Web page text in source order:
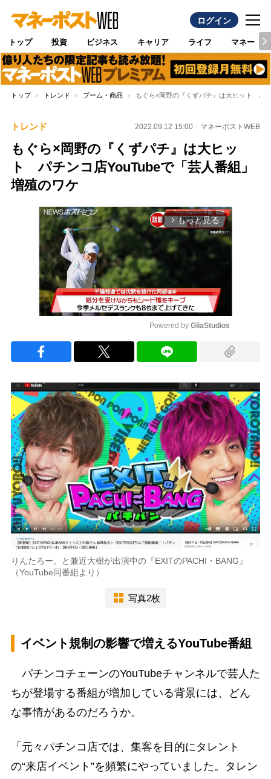
ログイン
トップ 投資 ビジネス キャリア ライフ マネー
トップ トレンド ブーム・商品 もぐら×岡野の『くずパチ』は大ヒット パ
トレンド 2022.09.12 15:00 マネーポストWEB
もぐら×岡野の『くずパチ』は大ヒッ
ト パチンコ店YouTubeで「芸人番組」
増殖のワケ
arrow_forward_ios もっと見る
Powered by GliaStudios
りんたろー。と兼近大樹が出演中の『EXITのPACHI・BANG』
（YouTube同番組より）
写真2枚
イベント規制の影響で増えるYouTube番組
パチンコチェーンのYouTubeチャンネルで芸人た
ちが登場する番組が増加している背景には、どん
な事情があるのだろうか。
「元々パチンコ店では、集客を目的にタレント
の“来店イベント”を頻繁にやっていました。タレン